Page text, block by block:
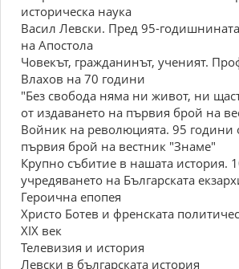
историческа наука
Васил Левски. Пред 95-
на Апостола
Човекът, гражданинът, ученият.
Влахов на 70 години
"Без свобода няма ни живот, ни
от издаването на първия брой на
Войник на революцията. 95 години
първия брой на вестник "Знаме"
Крупно събитие в нашата история.
учредяването на Българската
Героична епопея
Христо Ботев и френската
XIX век
Телевизия и история
Левски в българската история